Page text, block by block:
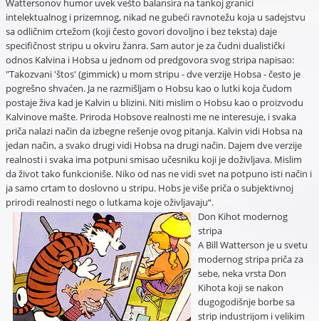
Wattersonov humor uvek vešto balansira na tankoj granici
intelektualnog i prizemnog, nikad ne gubeći ravnotežu koja u sadejstvu
sa odličnim crtežom (koji često govori dovoljno i bez teksta) daje
specifičnost stripu u okviru žanra. Sam autor je za čudni dualistički
odnos Kalvina i Hobsa u jednom od predgovora svog stripa napisao:
"Takozvani 'štos' (gimmick) u mom stripu - dve verzije Hobsa - često je
pogrešno shvaćen. Ja ne razmišljam o Hobsu kao o lutki koja čudom
postaje živa kad je Kalvin u blizini. Niti mislim o Hobsu kao o proizvodu
Kalvinove mašte. Priroda Hobsove realnosti me ne interesuje, i svaka
priča nalazi način da izbegne rešenje ovog pitanja. Kalvin vidi Hobsa na
jedan način, a svako drugi vidi Hobsa na drugi način. Dajem dve verzije
realnosti i svaka ima potpuni smisao učesniku koji je doživljava. Mislim
da život tako funkcioniše. Niko od nas ne vidi svet na potpuno isti način i
ja samo crtam to doslovno u stripu. Hobs je više priča o subjektivnoj
prirodi realnosti nego o lutkama koje oživljavaju“.
Don Kihot modernog
stripa
A Bill Watterson je u svetu
modernog stripa priča za
sebe, neka vrsta Don
Kihota koji se nakon
dugogodišnje borbe sa
strip industrijom i velikim